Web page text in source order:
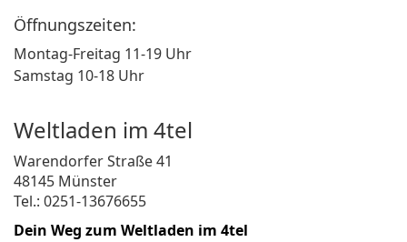
Öffnungszeiten:
Montag-Freitag 11-19 Uhr
Samstag 10-18 Uhr
Weltladen im 4tel
Warendorfer Straße 41
48145 Münster
Tel.: 0251-13676655
Dein Weg zum Weltladen im 4tel